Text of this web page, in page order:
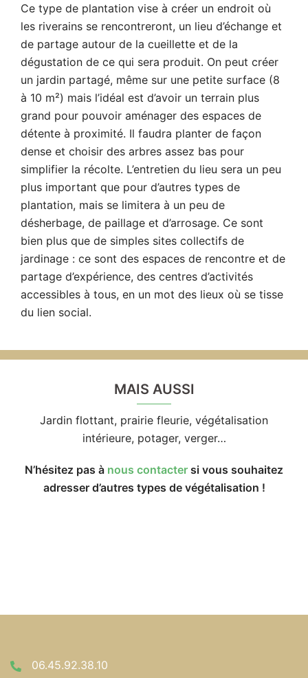
Ce type de plantation vise à créer un endroit où
les riverains se rencontreront, un lieu d’échange et
de partage autour de la cueillette et de la
dégustation de ce qui sera produit. On peut créer
un jardin partagé, même sur une petite surface (8
à 10 m²) mais l’idéal est d’avoir un terrain plus
grand pour pouvoir aménager des espaces de
détente à proximité. Il faudra planter de façon
dense et choisir des arbres assez bas pour
simplifier la récolte. L’entretien du lieu sera un peu
plus important que pour d’autres types de
plantation, mais se limitera à un peu de
désherbage, de paillage et d’arrosage. Ce sont
bien plus que de simples sites collectifs de
jardinage : ce sont des espaces de rencontre et de
partage d’expérience, des centres d’activités
accessibles à tous, en un mot des lieux où se tisse
du lien social.
MAIS AUSSI
Jardin flottant, prairie fleurie, végétalisation
intérieure, potager, verger…
N’hésitez pas à nous contacter si vous souhaitez
adresser d’autres types de végétalisation !
06.45.92.38.10